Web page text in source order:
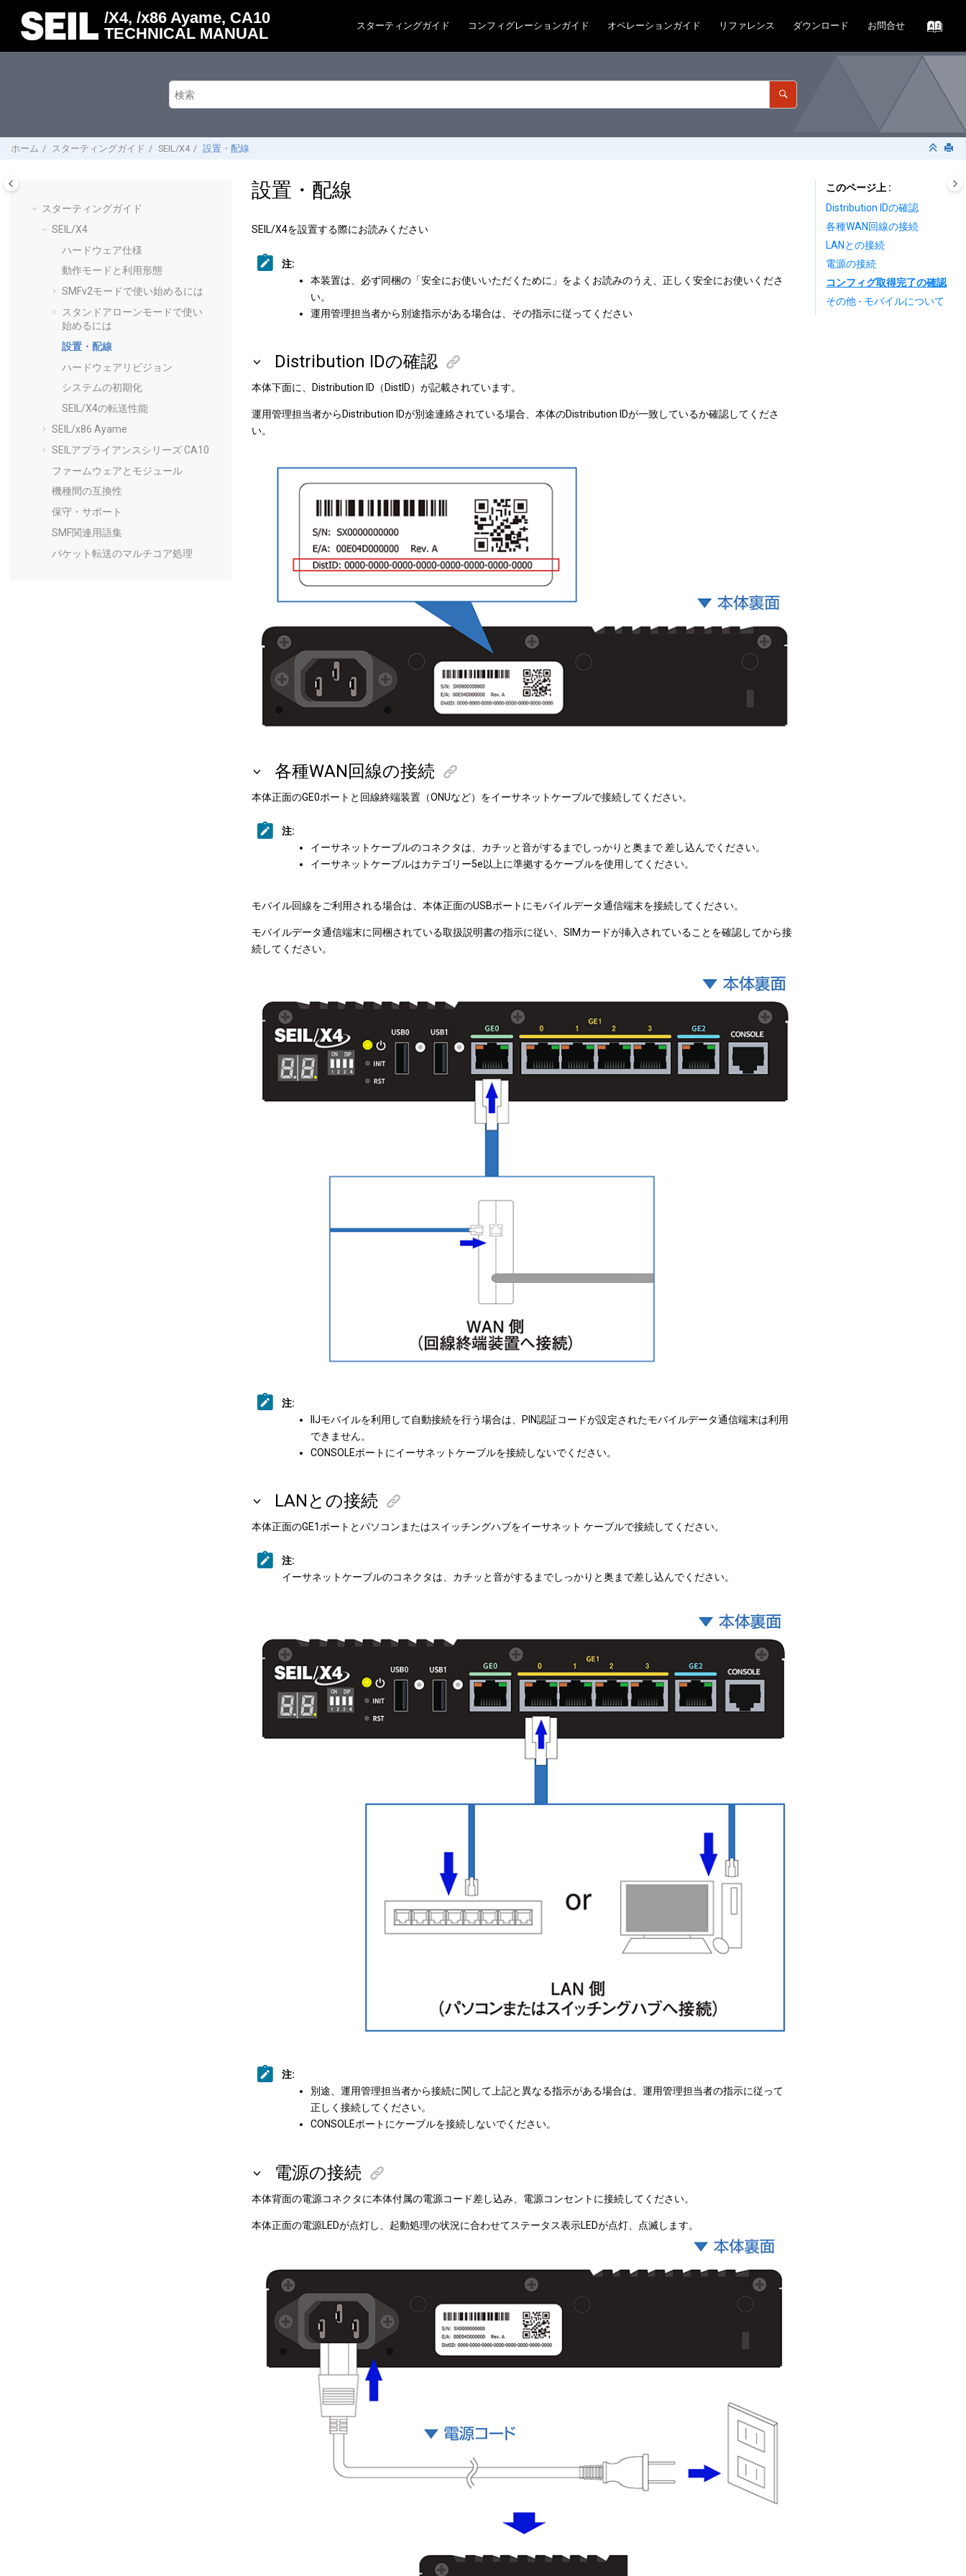
/X4, /x86 Ayame, CA10
TECHNICAL MANUAL
スターティングガイド コンフィグレーションガイド オペレーションガイド リファレンス ダウンロード お問合せ
ホーム スターティングガイド SEIL/X4 設置・配線
スターティングガイド
SEIL/X4
ハードウェア仕様
動作モードと利用形態
SMFv2モードで使い始めるには
スタンドアローンモードで使い
始めるには
設置・配線
ハードウェアリビジョン
システムの初期化
SEIL/X4の転送性能
SEIL/x86 Ayame
SEILアプライアンスシリーズ CA10
ファームウェアとモジュール
機種間の互換性
保守・サポート
SMF関連用語集
パケット転送のマルチコア処理
設置・配線
SEIL/X4を設置する際にお読みください
注:
本装置は、必ず同梱の「安全にお使いいただくために」をよくお読みのうえ、正しく安全にお使いくださ
い。
運用管理担当者から別途指示がある場合は、その指示に従ってください
Distribution IDの確認
本体下面に、Distribution ID（DistID）が記載されています。
運用管理担当者からDistribution IDが別途連絡されている場合、本体のDistribution IDが一致しているか確認してくださ
い。
各種WAN回線の接続
本体正面のGE0ポートと回線終端装置（ONUなど）をイーサネットケーブルで接続してください。
注:
イーサネットケーブルのコネクタは、カチッと音がするまでしっかりと奥まで 差し込んでください。
イーサネットケーブルはカテゴリー5e以上に準拠するケーブルを使用してください。
モバイル回線をご利用される場合は、本体正面のUSBポートにモバイルデータ通信端末を接続してください。
モバイルデータ通信端末に同梱されている取扱説明書の指示に従い、SIMカードが挿入されていることを確認してから接
続してください。
注:
IIJモバイルを利用して自動接続を行う場合は、PIN認証コードが設定されたモバイルデータ通信端末は利用
できません。
CONSOLEポートにイーサネットケーブルを接続しないでください。
LANとの接続
本体正面のGE1ポートとパソコンまたはスイッチングハブをイーサネット ケーブルで接続してください。
注:
イーサネットケーブルのコネクタは、カチッと音がするまでしっかりと奥まで差し込んでください。
注:
別途、運用管理担当者から接続に関して上記と異なる指示がある場合は、運用管理担当者の指示に従って
正しく接続してください。
CONSOLEポートにケーブルを接続しないでください。
電源の接続
本体背面の電源コネクタに本体付属の電源コード差し込み、電源コンセントに接続してください。
本体正面の電源LEDが点灯し、起動処理の状況に合わせてステータス表示LEDが点灯、点滅します。
このページ上
Distribution IDの確認
各種WAN回線の接続
LANとの接続
電源の接続
コンフィグ取得完了の確認
その他 - モバイルについて